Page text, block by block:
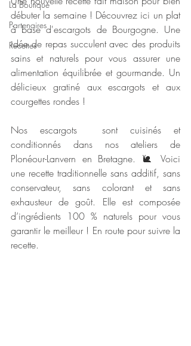
La Boutique
Partenaires
Recettes
débuter la semaine ! Découvrez ici un plat
à base d'escargots de Bourgogne. Une
idée de repas succulent avec des produits
sains et naturels pour vous assurer une
alimentation équilibrée et gourmande. Un
délicieux gratiné aux escargots et aux
courgettes rondes !
Nos escargots
sont cuisinés et
conditionnés dans nos ateliers de
Plonéour-Lanvern en Bretagne. 🐌 Voici
une recette traditionnelle sans additif, sans
conservateur, sans colorant et sans
exhausteur de goût. Elle est composée
d’ingrédients 100 % naturels pour vous
garantir le meilleur ! En route pour suivre la
recette.